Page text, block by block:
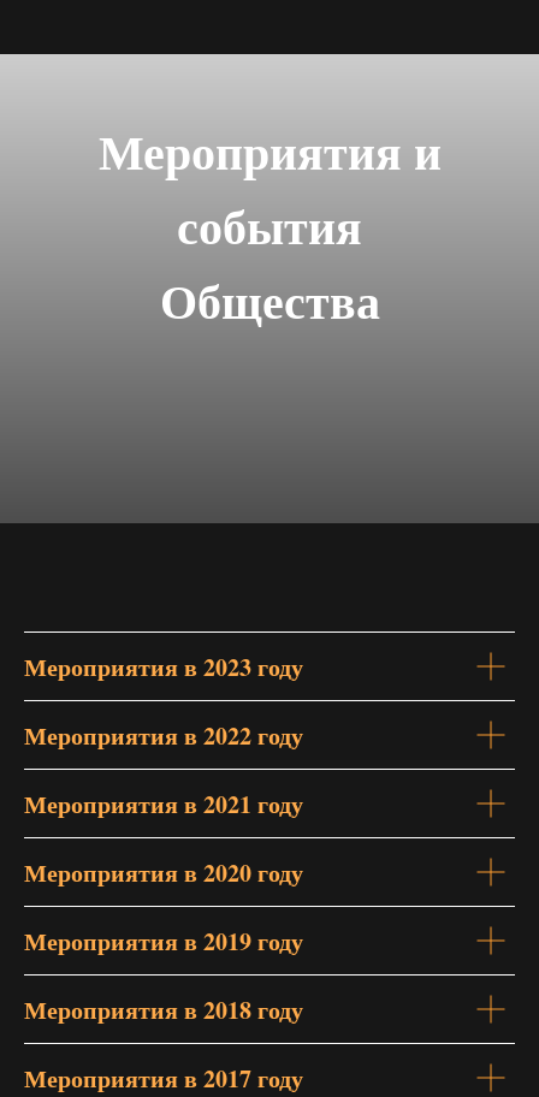
Мероприятия и
события
Общества
Мероприятия в 2023 году
Мероприятия в 2022 году
Мероприятия в 2021 году
Мероприятия в 2020 году
Мероприятия в 2019 году
Мероприятия в 2018 году
Мероприятия в 2017 году